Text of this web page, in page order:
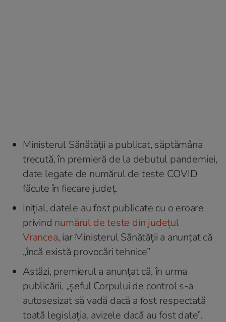
Ministerul Sănătății a publicat, săptămâna
trecută, în premieră de la debutul pandemiei,
date legate de numărul de teste COVID
făcute în fiecare județ.
Inițial, datele au fost publicate cu o eroare
privind numărul de teste din județul
Vrancea, iar Ministerul Sănătății a anunțat că
„încă există provocări tehnice”
Astăzi, premierul a anunțat că, în urma
publicării, „şeful Corpului de control s-a
autosesizat să vadă dacă a fost respectată
toată legislaţia, avizele dacă au fost date”.